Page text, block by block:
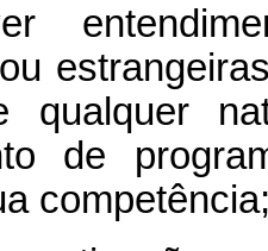
qualquer
de